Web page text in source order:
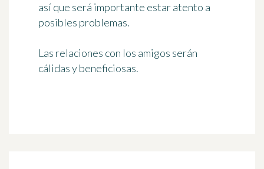
así que será importante estar atento a
posibles problemas.
Las relaciones con los amigos serán
cálidas y beneficiosas.